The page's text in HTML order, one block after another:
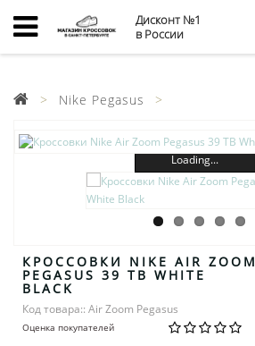
Дисконт №1
в России
Nike Pegasus
Loading...
КРОССОВКИ NIKE AIR ZOOM
PEGASUS 39 TB WHITE
BLACK
Код товара:: Air Zoom Pegasus
Оценка покупателей